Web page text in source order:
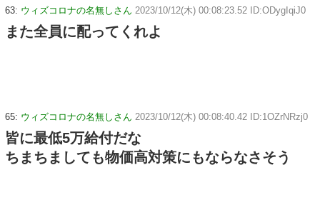
63: ウィズコロナの名無しさん 2023/10/12(木) 00:08:23.52 ID:ODygIqiJ0
また全員に配ってくれよ
65: ウィズコロナの名無しさん 2023/10/12(木) 00:08:40.42 ID:1OZrNRzj0
皆に最低5万給付だな
ちまちましても物価高対策にもならなさそう